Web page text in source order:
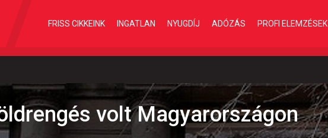
FRISS CIKKEINK INGATLAN NYUGDÍJ ADÓZÁS PROFI ELEMZÉSEK
volt Magyarországon